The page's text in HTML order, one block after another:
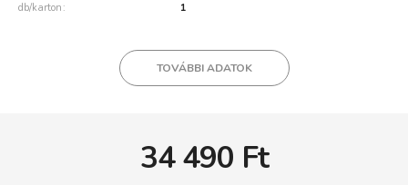
db/karton 1
TOVÁBBI ADATOK
34 490 Ft